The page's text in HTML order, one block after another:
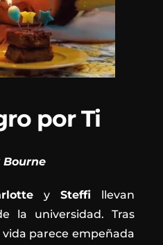
por Ti
Bourne
y Steffillevan
la universidad. Tras
parece empeñada